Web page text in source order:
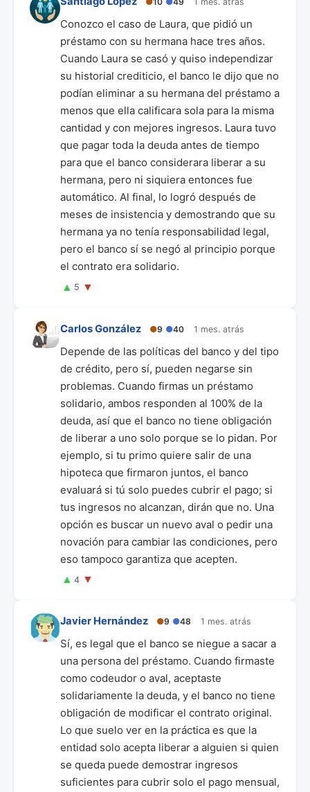
Conozco el caso de Laura, que pidió un
préstamo con su hermana hace tres años.
Cuando Laura se casó y quiso independizar
su historial crediticio, el banco le dijo que no
podían eliminar a su hermana del préstamo a
menos que ella calificara sola para la misma
cantidad y con mejores ingresos. Laura tuvo
que pagar toda la deuda antes de tiempo
para que el banco considerara liberar a su
hermana, pero ni siquiera entonces fue
automático. Al final, lo logró después de
meses de insistencia y demostrando que su
hermana ya no tenía responsabilidad legal,
pero el banco sí se negó al principio porque
el contrato era solidario.
▲ 5 ▼
Carlos González ●9 ●40 1 mes. atrás
Depende de las políticas del banco y del tipo
de crédito, pero sí, pueden negarse sin
problemas. Cuando firmas un préstamo
solidario, ambos responden al 100% de la
deuda, así que el banco no tiene obligación
de liberar a uno solo porque se lo pidan. Por
ejemplo, si tu primo quiere salir de una
hipoteca que firmaron juntos, el banco
evaluará si tú solo puedes cubrir el pago; si
tus ingresos no alcanzan, dirán que no. Una
opción es buscar un nuevo aval o pedir una
novación para cambiar las condiciones, pero
eso tampoco garantiza que acepten.
▲ 4 ▼
Javier Hernández ●9 ●48 1 mes. atrás
Sí, es legal que el banco se niegue a sacar a
una persona del préstamo. Cuando firmaste
como codeudor o aval, aceptaste
solidariamente la deuda, y el banco no tiene
obligación de modificar el contrato original.
Lo que suelo ver en la práctica es que la
entidad solo acepta liberar a alguien si quien
se queda puede demostrar ingresos
suficientes para cubrir solo el pago mensual,